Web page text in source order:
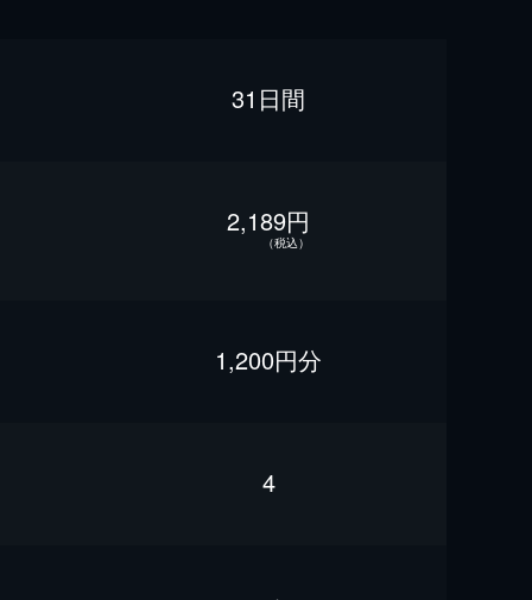
31日間
2,189円
（税込）
1,200円分
4